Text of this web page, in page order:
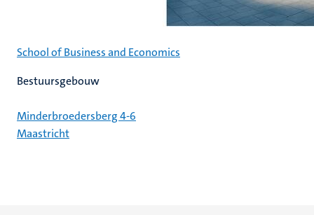
School of Business and Economics
Bestuursgebouw
Minderbroedersberg 4-6
Maastricht